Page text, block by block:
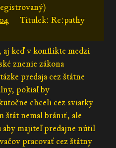
Titulek: Re:pathy
aj keď v konflikte medzi
znenie zákona
predaja cez štátne
pokiaľ by
chceli cez sviatky
štát nemal brániť, ale
majiteľ predajne nútil
pracovať cez štátny